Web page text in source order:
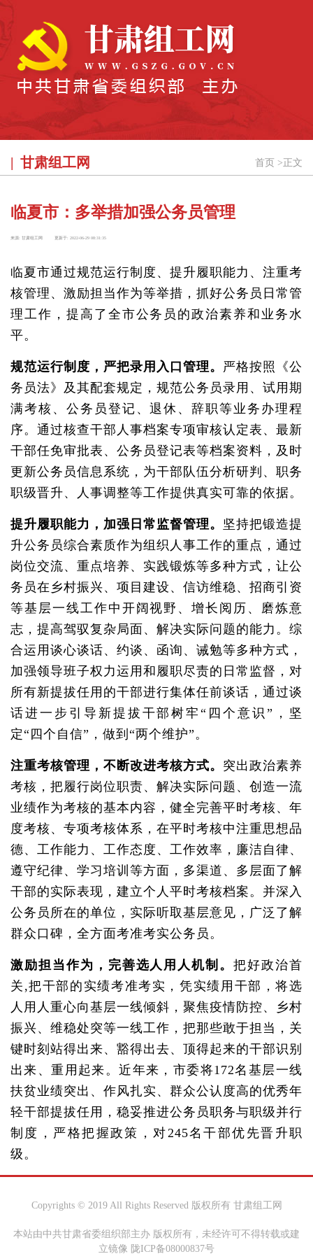
甘肃组工网 首页 > 正文
临夏市：多举措加强公务员管理
来源: 甘肃组工网 更新于: 2022-06-29 08:31:35
临夏市通过规范运行制度、提升履职能力、注重考
核管理、激励担当作为等举措，抓好公务员日常管
理工作，提高了全市公务员的政治素养和业务水
平。
规范运行制度，严把录用入口管理。 严格按照《公
务员法》及其配套规定，规范公务员录用、试用期
满考核、公务员登记、退休、辞职等业务办理程
序。通过核查干部人事档案专项审核认定表、最新
干部任免审批表、公务员登记表等档案资料，及时
更新公务员信息系统，为干部队伍分析研判、职务
职级晋升、人事调整等工作提供真实可靠的依据。
提升履职能力，加强日常监督管理。 坚持把锻造提
升公务员综合素质作为组织人事工作的重点，通过
岗位交流、重点培养、实践锻炼等多种方式，让公
务员在乡村振兴、项目建设、信访维稳、招商引资
等基层一线工作中开阔视野、增长阅历、磨炼意
志，提高驾驭复杂局面、解决实际问题的能力。综
合运用谈心谈话、约谈、函询、诫勉等多种方式，
加强领导班子权力运用和履职尽责的日常监督，对
所有新提拔任用的干部进行集体任前谈话，通过谈
话进一步引导新提拔干部树牢“四个意识”，坚
定“四个自信”，做到“两个维护”。
注重考核管理，不断改进考核方式。 突出政治素养
考核，把履行岗位职责、解决实际问题、创造一流
业绩作为考核的基本内容，健全完善平时考核、年
度考核、专项考核体系，在平时考核中注重思想品
德、工作能力、工作态度、工作效率，廉洁自律、
遵守纪律、学习培训等方面，多渠道、多层面了解
干部的实际表现，建立个人平时考核档案。并深入
公务员所在的单位，实际听取基层意见，广泛了解
群众口碑，全方面考准考实公务员。
激励担当作为，完善选人用人机制。把好政治首
关,把干部的实绩考准考实，凭实绩用干部，将选
人用人重心向基层一线倾斜，聚焦疫情防控、乡村
振兴、维稳处突等一线工作，把那些敢于担当，关
键时刻站得出来、豁得出去、顶得起来的干部识别
出来、重用起来。近年来，市委将172名基层一线
扶贫业绩突出、作风扎实、群众公认度高的优秀年
轻干部提拔任用，稳妥推进公务员职务与职级并行
制度，严格把握政策，对245名干部优先晋升职
级。
Copyrights © 2019 All Rights Reserved 版权所有 甘肃组工网
本站由中共甘肃省委组织部主办 版权所有，未经许可不得转载或建
立镜像 陇ICP备08000837号